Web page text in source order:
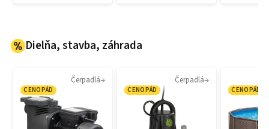
Dielňa, stavba, záhrada
Čerpadlá
CENOPÁD
Čerpadlá
CENOPÁD CENOPÁD